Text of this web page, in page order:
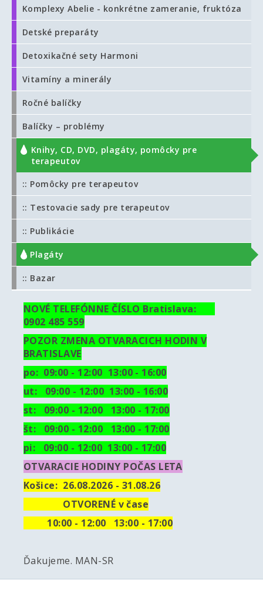
Komplexy Abelie - konkrétne zameranie, fruktóza
Detské preparáty
Detoxikačné sety Harmoni
Vitamíny a minerály
Ročné balíčky
Balíčky – problémy
Knihy, CD, DVD, plagáty, pomôcky pre
terapeutov
:: Pomôcky pre terapeutov
:: Testovacie sady pre terapeutov
:: Publikácie
:: Plagáty
:: Bazar
NOVÉ TELEFÓNNE ČÍSLO Bratislava:
0902 485 559
POZOR ZMENA OTVARACICH HODIN V
BRATISLAVE
po: 09:00 - 12:00 13:00 - 16:00
ut: 09:00 - 12:00 13:00 - 16:00
st: 09:00 - 12:00 13:00 - 17:00
št: 09:00 - 12:00 13:00 - 17:00
pi: 09:00 - 12:00 13:00 - 17:00
OTVARACIE HODINY POČAS LETA
Košice: 26.08.2026 - 31.08.26
OTVORENÉ v čase
10:00 - 12:00 13:00 - 17:00
Ďakujeme. MAN-SR